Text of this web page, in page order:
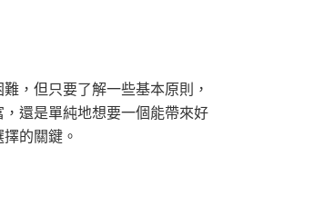
，但只要了解一些基本原則，
還是單純地想要一個能帶來好
的關鍵。